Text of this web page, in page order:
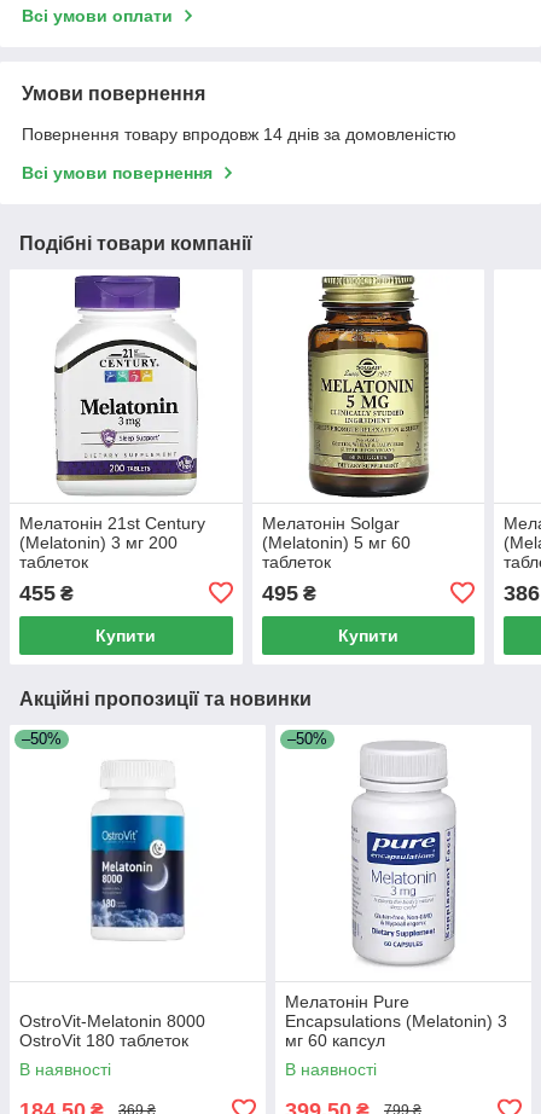
Всі умови оплати
Умови повернення
Повернення товару впродовж 14 днів за домовленістю
Всі умови повернення
Подібні товари компанії
Мелатонін 21st Century
(Melatonin) 3 мг 200
таблеток
455 ₴
Купити
Мелатонін Solgar
(Melatonin) 5 мг 60
таблеток
495₴
Купити
386
Акційні пропозиції та новинки
–50%
OstroVit-Melatonin 8000
OstroVit 180 таблеток
В наявності
–50%
Мелатонін Pure
Encapsulations (Melatonin) 3
мг 60 капсул
В наявності